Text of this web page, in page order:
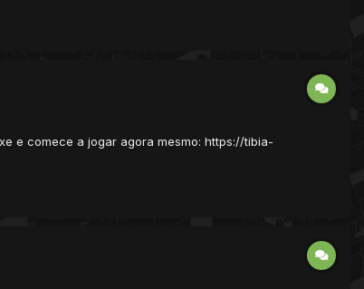
e comece a jogar agora mesmo: https://tibia-